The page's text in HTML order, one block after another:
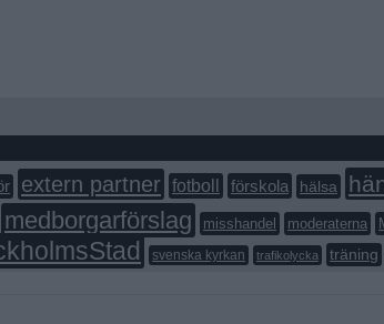
extern partner fotboll förskola hälsa
medborgarförslag misshandel moderaterna
svenska kyrkan trafikolycka träning